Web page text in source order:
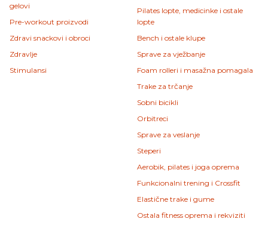
gelovi
Pre-workout proizvodi
Zdravi snackovi i obroci
Zdravlje
Stimulansi
Pilates lopte, medicinke i ostale
lopte
Bench i ostale klupe
Sprave za vježbanje
Foam rolleri i masažna pomagala
Trake za trčanje
Sobni bicikli
Orbitreci
Sprave za veslanje
Steperi
Aerobik, pilates i joga oprema
Funkcionalni trening i Crossfit
Elastične trake i gume
Ostala fitness oprema i rekviziti